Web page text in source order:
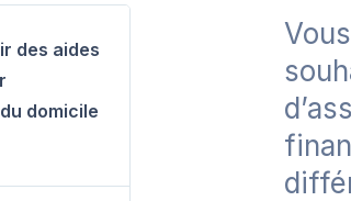
des aides
domicile